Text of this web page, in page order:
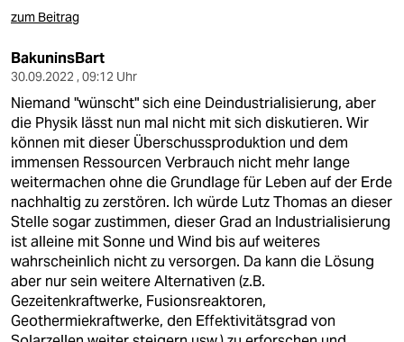
zum Beitrag
BakuninsBart
30.09.2022 , 09:12 Uhr
Niemand "wünscht" sich eine Deindustrialisierung, aber
die Physik lässt nun mal nicht mit sich diskutieren. Wir
können mit dieser Überschussproduktion und dem
immensen Ressourcen Verbrauch nicht mehr lange
weitermachen ohne die Grundlage für Leben auf der Erde
nachhaltig zu zerstören. Ich würde Lutz Thomas an dieser
Stelle sogar zustimmen, dieser Grad an Industrialisierung
ist alleine mit Sonne und Wind bis auf weiteres
wahrscheinlich nicht zu versorgen. Da kann die Lösung
aber nur sein weitere Alternativen (z.B.
Gezeitenkraftwerke, Fusionsreaktoren,
Geothermiekraftwerke, den Effektivitätsgrad von